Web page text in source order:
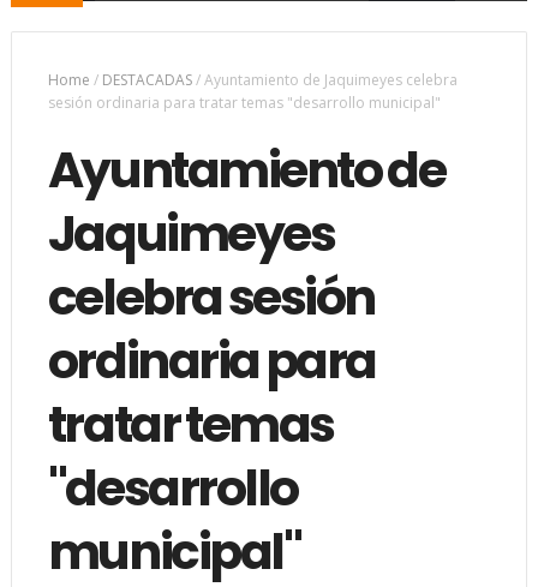
Home / DESTACADAS/Ayuntamiento de Jaquimeyes celebra
sesión ordinaria para tratar temas "desarrollo municipal"
Ayuntamiento de
Jaquimeyes
celebra sesión
ordinaria para
tratar temas
"desarrollo
municipal"